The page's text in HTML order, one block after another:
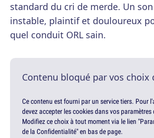
standard du cri de merde. Un
instable, plaintif et douloureux
quel conduit ORL sain.
Contenu bloqué par vos choix
Ce contenu est fourni par un service tiers. Pour
devez accepter les cookies dans vos
Modifiez ce choix à tout moment via le lien
de la Confidentialité" en bas de page.